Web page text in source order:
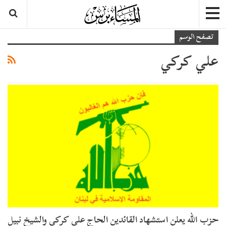
تصفح الوسم
علي كركي
حزب الله يعلن استشهاد القائدين الحاج علي كركي والشيخ نبيل